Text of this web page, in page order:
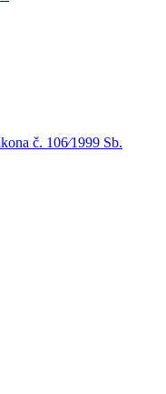
č. 106⁄1999 Sb.